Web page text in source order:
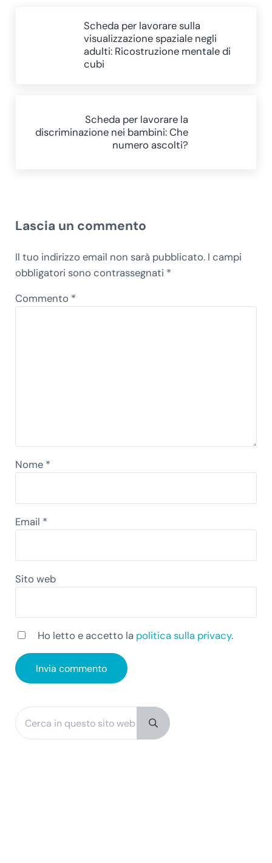
Scheda per lavorare sulla
visualizzazione spaziale negli
adulti: Ricostruzione mentale di
cubi
Scheda per lavorare la
discriminazione nei bambini: Che
numero ascolti?
Lascia un commento
Il tuo indirizzo email non sarà pubblicato. I campi
obbligatori sono contrassegnati *
Commento *
Nome *
Email *
Sito web
Ho letto e accetto la politica sulla privacy.
Sidebar
Submit search